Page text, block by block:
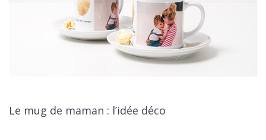
Le mug de maman : l’idée déco